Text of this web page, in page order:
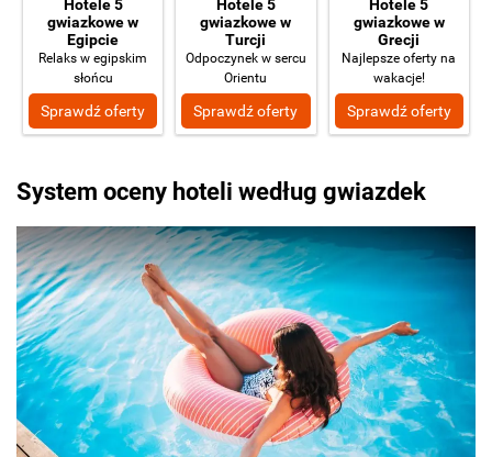
Hotele 5
gwiazkowe w
Egipcie
Relaks w egipskim
słońcu
Sprawdź oferty
Hotele 5
gwiazkowe w
Turcji
Odpoczynek w sercu
Orientu
Sprawdź oferty
Hotele 5
gwiazkowe w
Grecji
Najlepsze oferty na
wakacje!
Sprawdź oferty
System oceny hoteli według gwiazdek